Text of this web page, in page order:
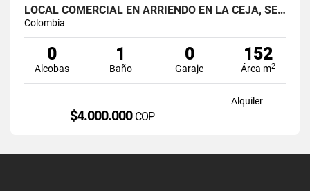
LOCAL COMERCIAL EN ARRIENDO EN LA CEJA, SECTOR FÁTIMA.
Colombia
0
Alcobas
1
Baño
0
Garaje
152
Área m2
Alquiler
$4.000.000 COP